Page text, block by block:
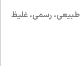
طبیعی، رسمی، غلیظ